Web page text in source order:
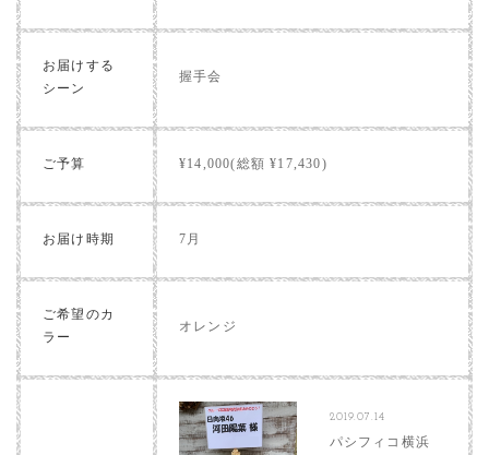
お届けする
シーン
握手会
ご予算 ¥14,000(総額 ¥17,430)
お届け時期 7月
ご希望のカ
ラー
オレンジ
2019.07.14
パシフィコ横浜